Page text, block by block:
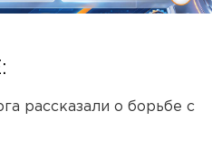
рассказали о борьбе с